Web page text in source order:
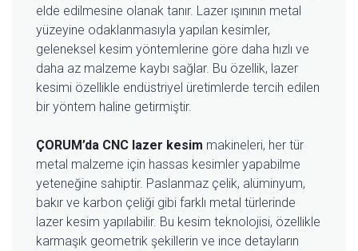
elde edilmesine olanak tanır. Lazer ışınının metal
yüzeyine odaklanmasıyla yapılan kesimler,
geleneksel kesim yöntemlerine göre daha hızlı ve
daha az malzeme kaybı sağlar. Bu özellik, lazer
kesimi özellikle endüstriyel üretimlerde tercih edilen
bir yöntem haline getirmiştir.
ÇORUM’da CNC lazer kesim makineleri, her tür
metal malzeme için hassas kesimler yapabilme
yeteneğine sahiptir. Paslanmaz çelik, alüminyum,
bakır ve karbon çeliği gibi farklı metal türlerinde
lazer kesim yapılabilir. Bu kesim teknolojisi, özellikle
karmaşık geometrik şekillerin ve ince detayların